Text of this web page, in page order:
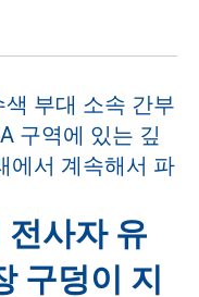
사자 유
구덩이 지